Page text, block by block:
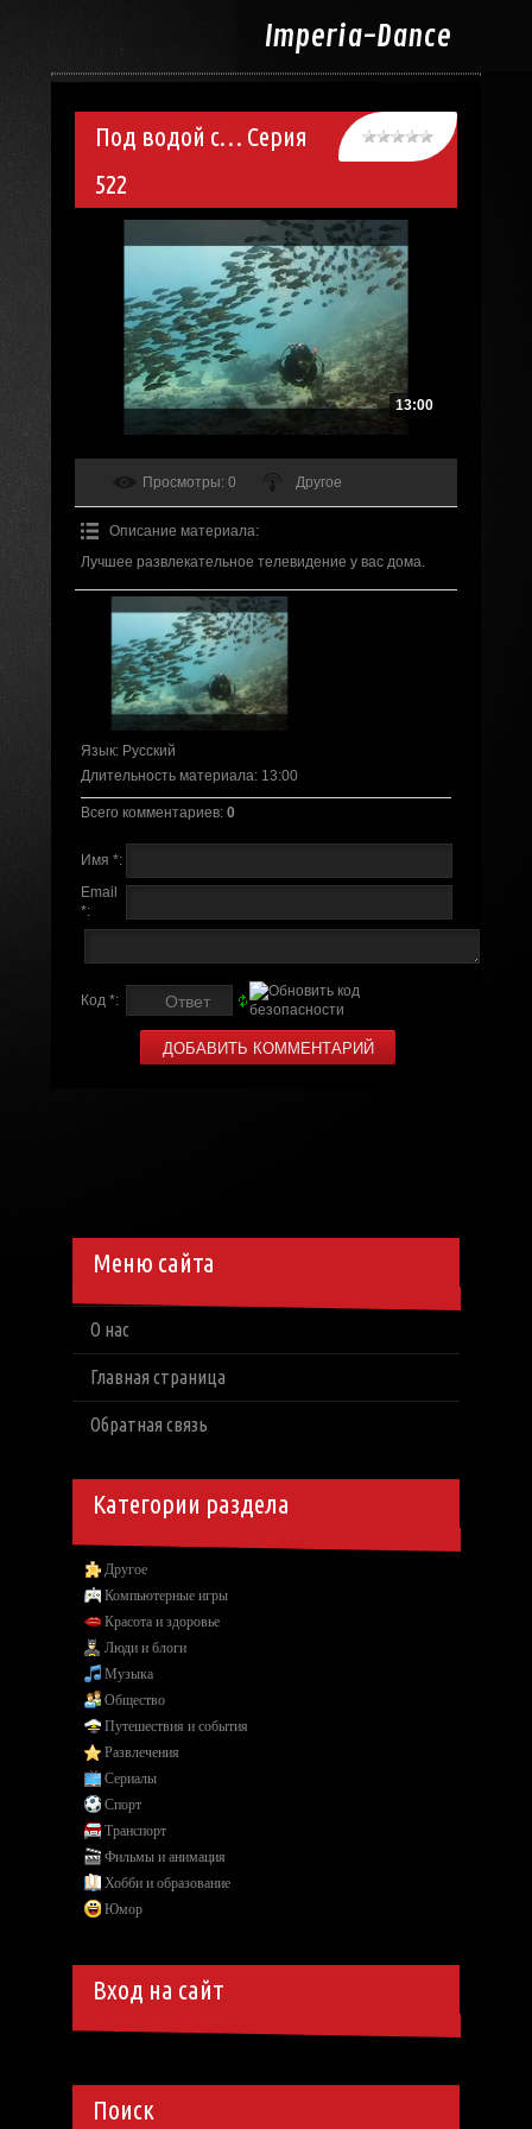
Imperia-Dance
Под водой с… Серия
522
13:00
Просмотры: 0 Другое
Описание материала:
Лучшее развлекательное телевидение у вас дома.
Язык: Русский
Длительность материала: 13:00
Всего комментариев: 0
Имя *:
Email
*:
Код *:
Меню сайта
О нас
Главная страница
Обратная связь
Категории раздела
Другое
Компьютерные игры
Красота и здоровье
Люди и блоги
Музыка
Общество
Путешествия и события
Развлечения
Сериалы
Спорт
Транспорт
Фильмы и анимация
Хобби и образование
Юмор
Вход на сайт
Поиск